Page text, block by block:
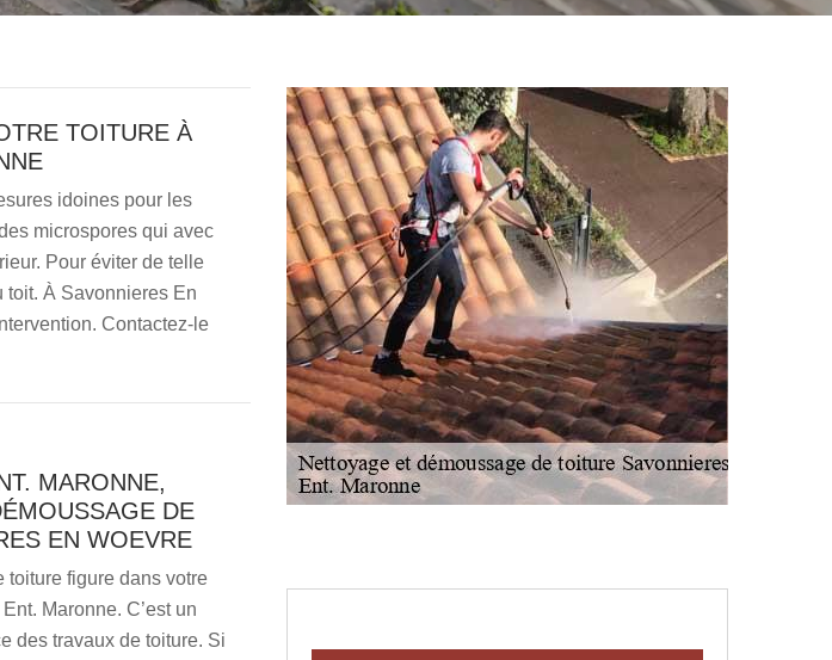
TOITURE À
idoines pour les
microspores qui avec
Pour éviter de telle
toit. À Savonnieres En
Contactez-le
MARONNE,
DE
EN WOEVRE
toiture figure dans votre
Maronne. C’est un
des travaux de toiture. Si